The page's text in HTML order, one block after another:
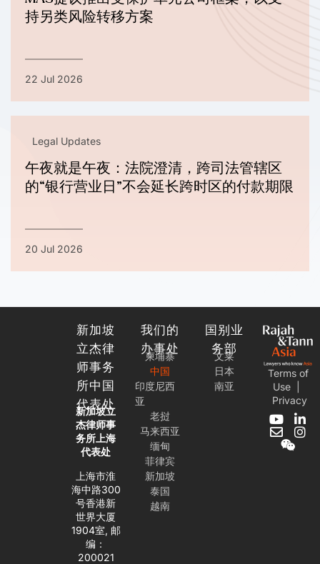
持另类风险转移方案
22 Jul 2026
Legal Updates
午夜就是午夜：法院澄清，跨司法管辖区
的“银行营业日”不会延长跨时区的付款期限
20 Jul 2026
新加坡
立杰律
师事务
所中国
代表处
新加坡立
杰律师事
务所上海
代表处
上海市淮
海中路300
号香港新
世界大厦
1904室, 邮
编：
200021
我们的
办事处
柬埔寨
中国
印度尼西
亚
老挝
马来西亚
缅甸
菲律宾
新加坡
泰国
越南
国别业
务部
文莱
日本
南亚
Terms of
Use
Privacy
Y
o
u
L
i
E
n
v
I
n
W
e
i